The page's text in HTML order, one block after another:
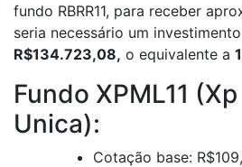
fundo RBRR11, para receber
seria necessário um
R$134.723,08, o equivalente a
Fundo XPML11
Unica):
Cotação base: